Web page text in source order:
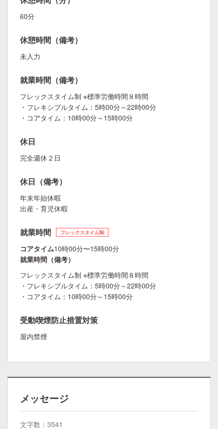
60分
休憩時間（備考）
未入力
就業時間（備考）
フレックスタイム制 ※標準労働時間８時間
・フレキシブルタイム：5時00分～22時00分
・コアタイム：10時00分～15時00分
休日
完全週休２日
休日（備考）
年末年始休暇
出産・育児休暇
就業時間 フレックスタイム制
コアタイム10時00分〜15時00分
就業時間（備考）
フレックスタイム制 ※標準労働時間８時間
・フレキシブルタイム：5時00分～22時00分
・コアタイム：10時00分～15時00分
受動喫煙防止措置対策
屋内禁煙
メッセージ
文字数：3541